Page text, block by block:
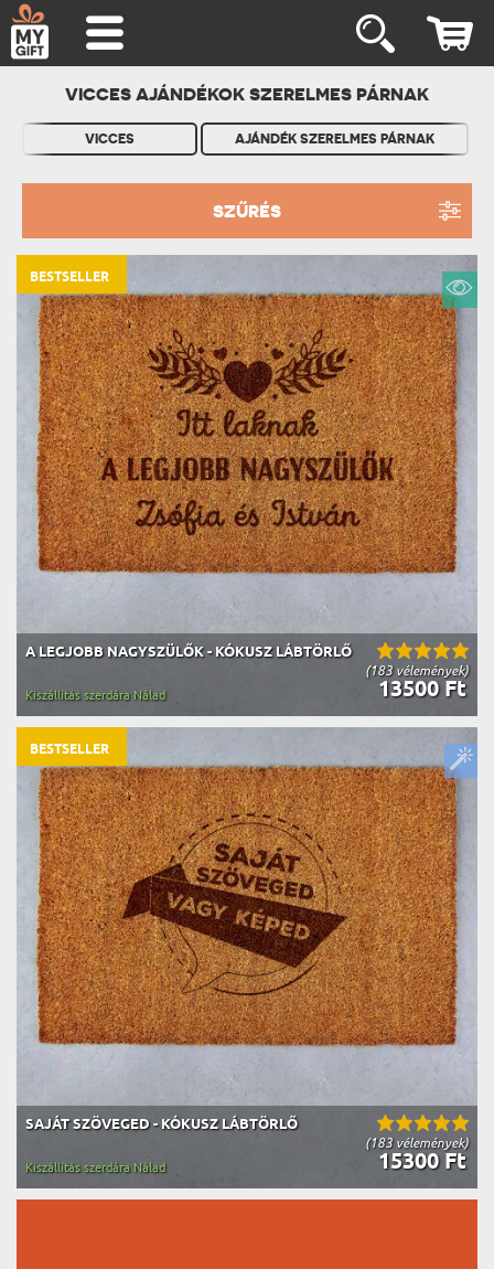
VICCES AJÁNDÉKOK SZERELMES PÁRNAK
VICCES AJÁNDÉK SZERELMES PÁRNAK
SZŰRÉS
(183 vélemények)
A LEGJOBB NAGYSZÜLŐK - KÓKUSZ LÁBTÖRLŐ
13500 Ft
Kiszállítás szerdára Nálad
BESTSELLER
(183 vélemények)
SAJÁT SZÖVEGED - KÓKUSZ LÁBTÖRLŐ
15300 Ft
Kiszállítás szerdára Nálad
BESTSELLER